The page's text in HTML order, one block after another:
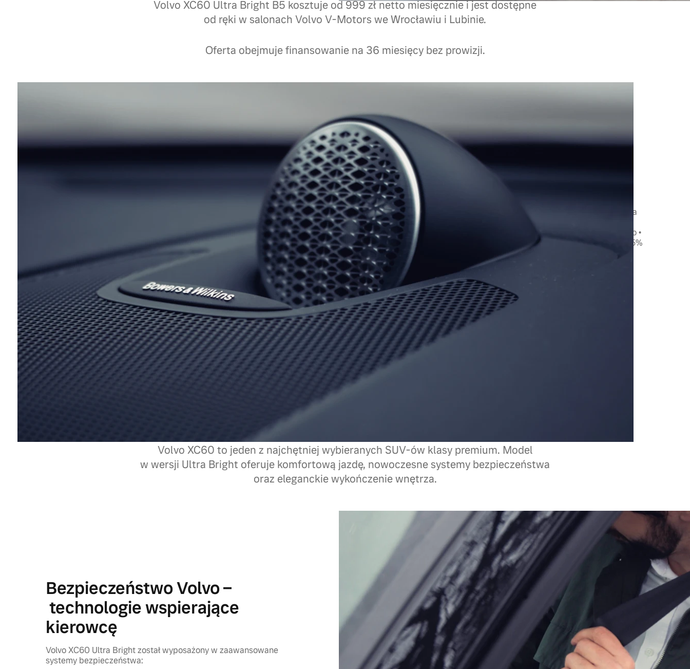
Volvo XC60 Ultra Bright B5 kosztuje od 999 zł netto miesięcznie i jest dostępne
od ręki w salonach Volvo V-Motors we Wrocławiu i Lubinie.
Oferta obejmuje finansowanie na 36 miesięcy bez prowizji.
Szczegóły oferty
Volvo XC60 Ultra Bright
Rozpocznij nowy sezon za kierownicą Volvo XC60. To propozycja dla
osób, które oczekują wysokiej jakości, nowoczesnej technologii
i bezpieczeństwa. Parametry finansowania: • Cena: 187 000 zł netto •
Rata: 999 zł netto / mies. • Okres: 36 miesięcy • Opłata wstępna: 15%
• Prowizja: 0% • Przebieg: 10 000 km Oferta dotyczy wybranych
egzemplarzy dostępnych od ręki we Wrocławiu i Lubinie.
Zapytaj o dostępność
Volvo XC60 Ultra Bright – SUV premium do miasta i w trasę
Volvo XC60 to jeden z najchętniej wybieranych SUV-ów klasy premium. Model
w wersji Ultra Bright oferuje komfortową jazdę, nowoczesne systemy bezpieczeństwa
oraz eleganckie wykończenie wnętrza.
Bezpieczeństwo Volvo –
technologie wspierające
kierowcę
Volvo XC60 Ultra Bright został wyposażony w zaawansowane
systemy bezpieczeństwa: